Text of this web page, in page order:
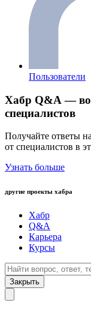
Пользователи
Хабр Q&A —
специалистов
Получайте ответы
от специалистов в
Узнать больше
другие проекты хабра
Хабр
Q&A
Карьера
Курсы
Закрыть